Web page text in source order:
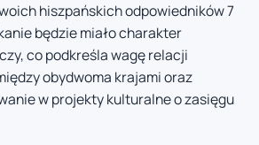
hiszpańskich odpowiedników 7
będzie miało charakter
co podkreśla wagę relacji
obydwoma krajami oraz
w projekty kulturalne o zasięgu